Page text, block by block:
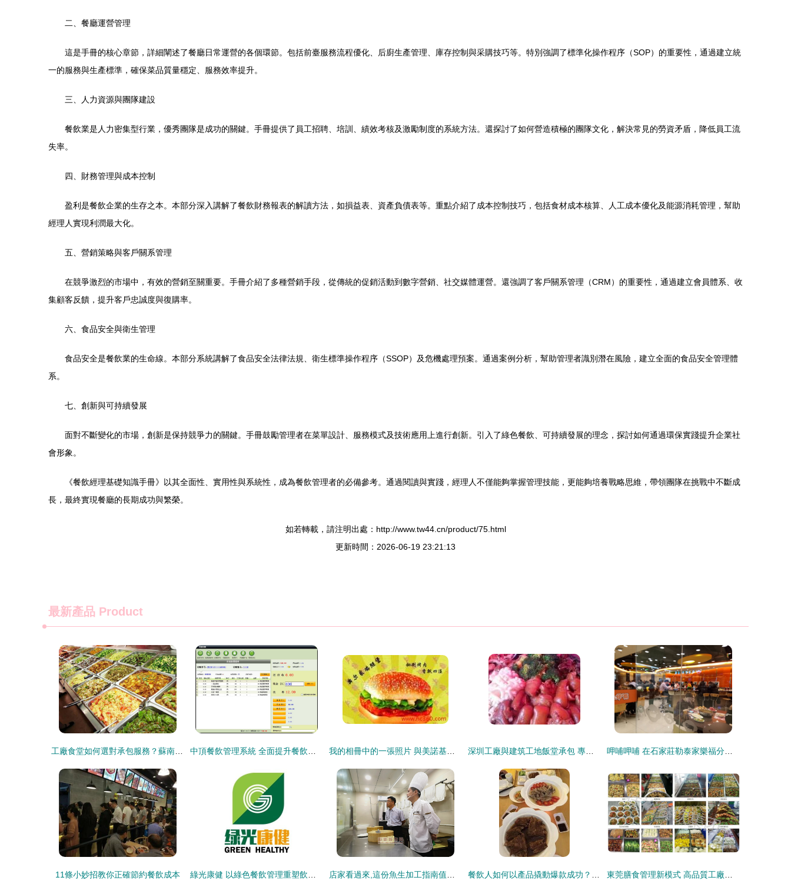
二、餐廳運營管理
這是手冊的核心章節，詳細闡述了餐廳日常運營的各個環節。包括前臺服務流程優化、后廚生產管理、庫存控制與采購技巧等。特別強調了標準化操作程序（SOP）的重要性，通過建立統
一的服務與生產標準，確保菜品質量穩定、服務效率提升。
三、人力資源與團隊建設
餐飲業是人力密集型行業，優秀團隊是成功的關鍵。手冊提供了員工招聘、培訓、績效考核及激勵制度的系統方法。還探討了如何營造積極的團隊文化，解決常見的勞資矛盾，降低員工流
失率。
四、財務管理與成本控制
盈利是餐飲企業的生存之本。本部分深入講解了餐飲財務報表的解讀方法，如損益表、資產負債表等。重點介紹了成本控制技巧，包括食材成本核算、人工成本優化及能源消耗管理，幫助
經理人實現利潤最大化。
五、營銷策略與客戶關系管理
在競爭激烈的市場中，有效的營銷至關重要。手冊介紹了多種營銷手段，從傳統的促銷活動到數字營銷、社交媒體運營。還強調了客戶關系管理（CRM）的重要性，通過建立會員體系、收
集顧客反饋，提升客戶忠誠度與復購率。
六、食品安全與衛生管理
食品安全是餐飲業的生命線。本部分系統講解了食品安全法律法規、衛生標準操作程序（SSOP）及危機處理預案。通過案例分析，幫助管理者識別潛在風險，建立全面的食品安全管理體
系。
七、創新與可持續發展
面對不斷變化的市場，創新是保持競爭力的關鍵。手冊鼓勵管理者在菜單設計、服務模式及技術應用上進行創新。引入了綠色餐飲、可持續發展的理念，探討如何通過環保實踐提升企業社
會形象。
《餐飲經理基礎知識手冊》以其全面性、實用性與系統性，成為餐飲管理者的必備參考。通過閱讀與實踐，經理人不僅能夠掌握管理技能，更能夠培養戰略思維，帶領團隊在挑戰中不斷成
長，最終實現餐廳的長期成功與繁榮。
如若轉載，請注明出處：http://www.tw44.cn/product/75.html
更新時間：2026-06-19 23:21:13
最新產品 Product
11條小妙招教你正確節約餐飲成本